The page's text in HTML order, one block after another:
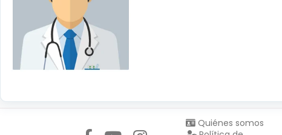
Quiénes somos